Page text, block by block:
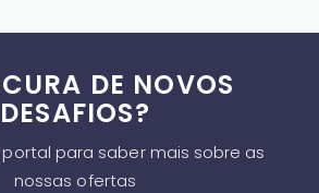
DE NOVOS
DESAFIOS?
para saber mais sobre as
nossas ofertas